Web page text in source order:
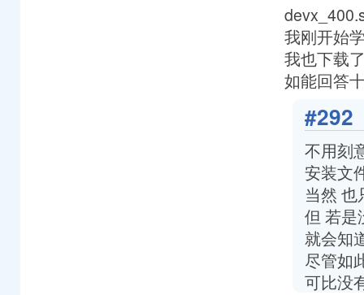
我刚开始
我也下载
如能回答
#292
不用刻
安装文
当然
但 若是
就会知
尽管如
可比没